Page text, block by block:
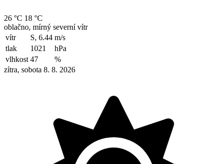
26 °C 18 °C
oblačno, mírný severní vítr
vítr
S, 6.44 m/s
tlak
1021
hPa
vlhkost 47
%
zítra, sobota 8. 8. 2026